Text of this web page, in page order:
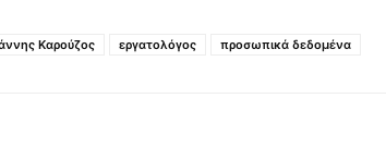
Καρούζος εργατολόγος προσωπικά δεδομένα